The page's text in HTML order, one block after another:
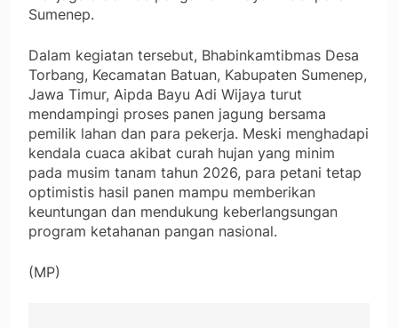
Sumenep.
Dalam kegiatan tersebut, Bhabinkamtibmas Desa
Torbang, Kecamatan Batuan, Kabupaten Sumenep,
Jawa Timur, Aipda Bayu Adi Wijaya turut
mendampingi proses panen jagung bersama
pemilik lahan dan para pekerja. Meski menghadapi
kendala cuaca akibat curah hujan yang minim
pada musim tanam tahun 2026, para petani tetap
optimistis hasil panen mampu memberikan
keuntungan dan mendukung keberlangsungan
program ketahanan pangan nasional.
(MP)